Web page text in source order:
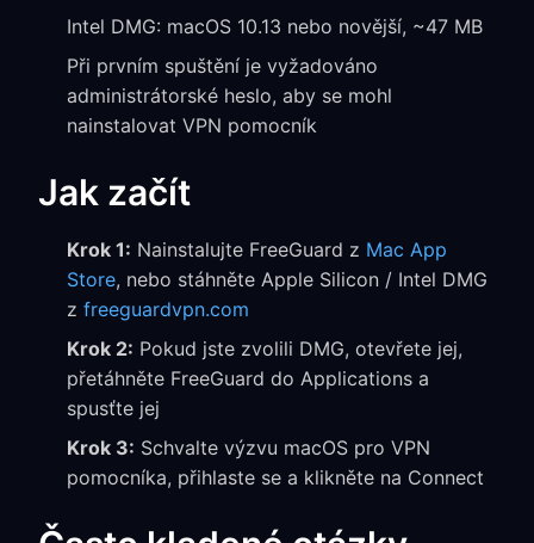
Intel DMG: macOS 10.13 nebo novější, ~47 MB
Při prvním spuštění je vyžadováno
administrátorské heslo, aby se mohl
nainstalovat VPN pomocník
Jak začít
Krok 1: Nainstalujte FreeGuard z Mac App
Store, nebo stáhněte Apple Silicon / Intel DMG
z freeguardvpn.com
Krok 2: Pokud jste zvolili DMG, otevřete jej,
přetáhněte FreeGuard do Applications a
spusťte jej
Krok 3: Schvalte výzvu macOS pro VPN
pomocníka, přihlaste se a klikněte na Connect